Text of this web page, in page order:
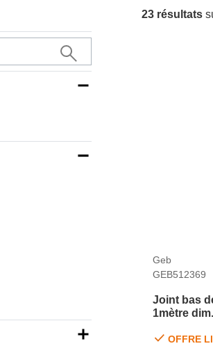
23 résultats
Geb
GEB512369
Joint bas
1mètre
OFFRE